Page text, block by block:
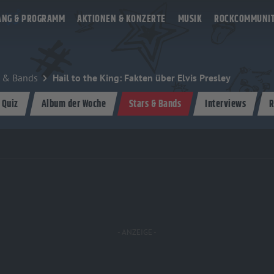
& PROGRAMM AKTIONEN & KONZERTE MUSIK
& Bands Hail to the King: Fakten über Elvis Presley
Album der Woche Stars & Bands Interviews